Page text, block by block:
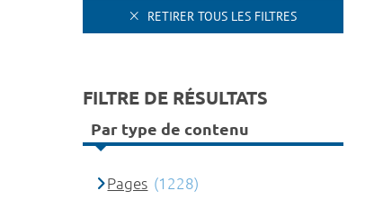
RETIRER TOUS LES FILTRES
FILTRE DE RÉSULTATS
Par type de contenu
Pages (1228)